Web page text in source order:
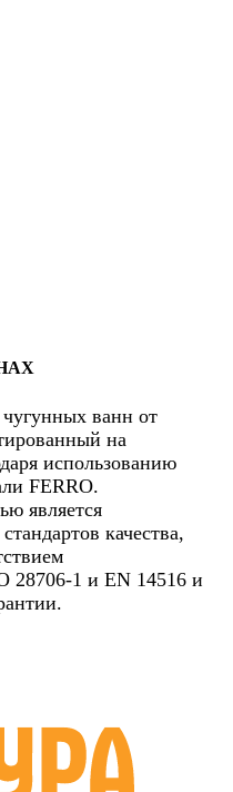
ванн от
на
использованию
FERRO.
является
качества,
28706-1 и EN 14516 и